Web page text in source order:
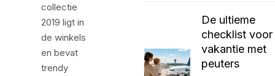
collectie
2019 ligt in
de winkels
en bevat
trendy
De ultieme
checklist voor
vakantie met
peuters